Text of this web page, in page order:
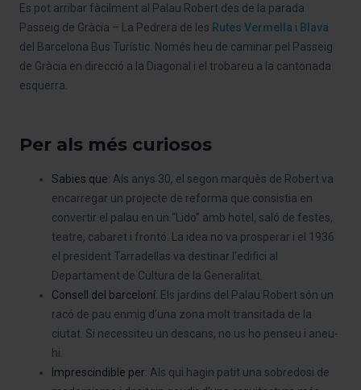
Es pot arribar fàcilment al Palau Robert des de la parada
Passeig de Gràcia – La Pedrera de les Rutes Vermella i Blava
del Barcelona Bus Turístic. Només heu de caminar pel Passeig
de Gràcia en direcció a la Diagonal i el trobareu a la cantonada
esquerra.
Per als més curiosos
Sabies que: Als anys 30, el segon marquès de Robert va
encarregar un projecte de reforma que consistia en
convertir el palau en un “Lido” amb hotel, saló de festes,
teatre, cabaret i frontó. La idea no va prosperar i el 1936
el president Tarradellas va destinar l’edifici al
Departament de Cultura de la Generalitat.
Consell del barceloní: Els jardins del Palau Robert són un
racó de pau enmig d’una zona molt transitada de la
ciutat. Si necessiteu un descans, no us ho penseu i aneu-
hi.
Imprescindible per: Als qui hagin patit una sobredosi de